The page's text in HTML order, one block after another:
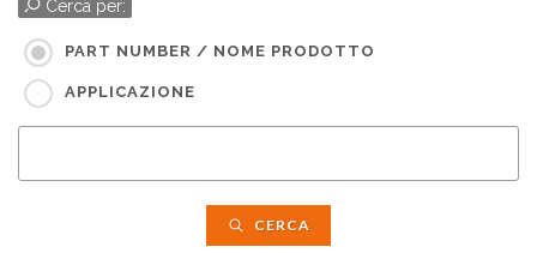
Cerca per:
PART NUMBER / NOME PRODOTTO
APPLICAZIONE
CERCA